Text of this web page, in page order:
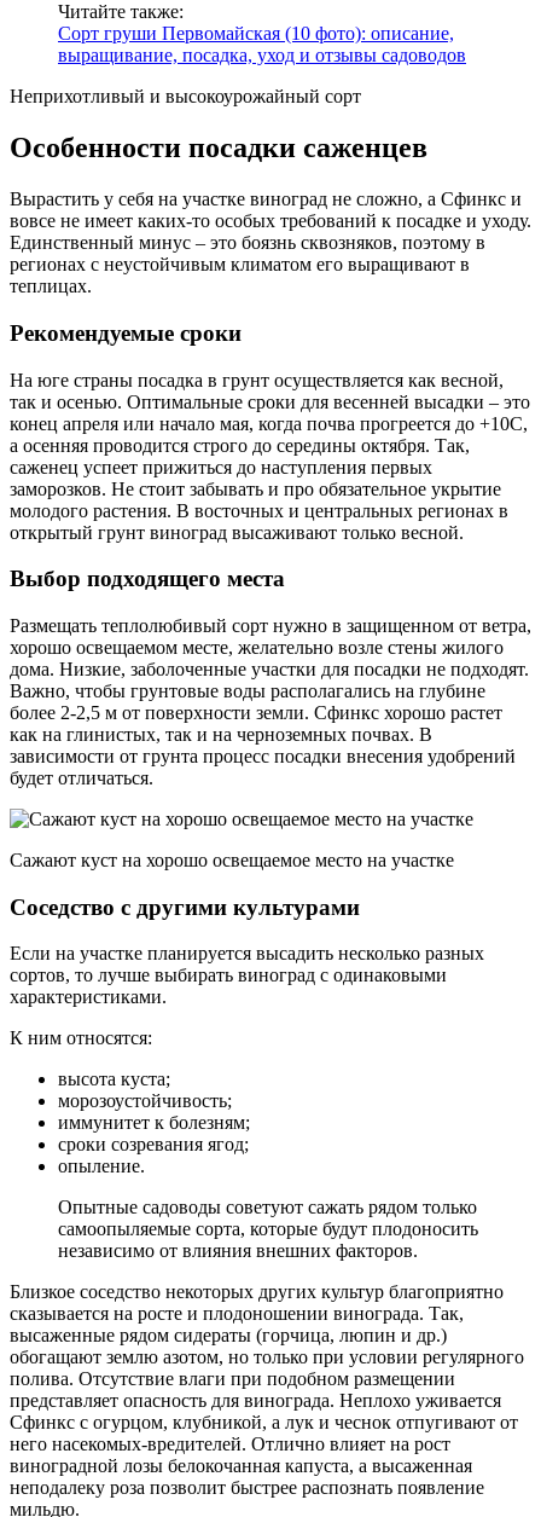
Читайте также:
Сорт груши Первомайская (10 фото): описание,
выращивание, посадка, уход и отзывы садоводов
Неприхотливый и высокоурожайный сорт
Особенности посадки саженцев
Вырастить у себя на участке виноград не сложно, а Сфинкс и
вовсе не имеет каких-то особых требований к посадке и уходу.
Единственный минус – это боязнь сквозняков, поэтому в
регионах с неустойчивым климатом его выращивают в
теплицах.
Рекомендуемые сроки
На юге страны посадка в грунт осуществляется как весной,
так и осенью. Оптимальные сроки для весенней высадки – это
конец апреля или начало мая, когда почва прогреется до +10С,
а осенняя проводится строго до середины октября. Так,
саженец успеет прижиться до наступления первых
заморозков. Не стоит забывать и про обязательное укрытие
молодого растения. В восточных и центральных регионах в
открытый грунт виноград высаживают только весной.
Выбор подходящего места
Размещать теплолюбивый сорт нужно в защищенном от ветра,
хорошо освещаемом месте, желательно возле стены жилого
дома. Низкие, заболоченные участки для посадки не подходят.
Важно, чтобы грунтовые воды располагались на глубине
более 2-2,5 м от поверхности земли. Сфинкс хорошо растет
как на глинистых, так и на черноземных почвах. В
зависимости от грунта процесс посадки внесения удобрений
будет отличаться.
Сажают куст на хорошо освещаемое место на участке
Соседство с другими культурами
Если на участке планируется высадить несколько разных
сортов, то лучше выбирать виноград с одинаковыми
характеристиками.
К ним относятся:
высота куста;
морозоустойчивость;
иммунитет к болезням;
сроки созревания ягод;
опыление.
Опытные садоводы советуют сажать рядом только
самоопыляемые сорта, которые будут плодоносить
независимо от влияния внешних факторов.
Близкое соседство некоторых других культур благоприятно
сказывается на росте и плодоношении винограда. Так,
высаженные рядом сидераты (горчица, люпин и др.)
обогащают землю азотом, но только при условии регулярного
полива. Отсутствие влаги при подобном размещении
представляет опасность для винограда. Неплохо уживается
Сфинкс с огурцом, клубникой, а лук и чеснок отпугивают от
него насекомых-вредителей. Отлично влияет на рост
виноградной лозы белокочанная капуста, а высаженная
неподалеку роза позволит быстрее распознать появление
мильдю.